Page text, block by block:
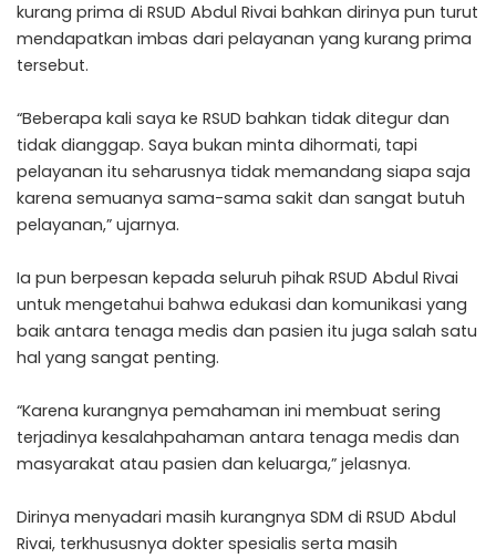
kurang prima di RSUD Abdul Rivai bahkan dirinya pun turut
mendapatkan imbas dari pelayanan yang kurang prima
tersebut.
“Beberapa kali saya ke RSUD bahkan tidak ditegur dan
tidak dianggap. Saya bukan minta dihormati, tapi
pelayanan itu seharusnya tidak memandang siapa saja
karena semuanya sama-sama sakit dan sangat butuh
pelayanan,” ujarnya.
Ia pun berpesan kepada seluruh pihak RSUD Abdul Rivai
untuk mengetahui bahwa edukasi dan komunikasi yang
baik antara tenaga medis dan pasien itu juga salah satu
hal yang sangat penting.
“Karena kurangnya pemahaman ini membuat sering
terjadinya kesalahpahaman antara tenaga medis dan
masyarakat atau pasien dan keluarga,” jelasnya.
Dirinya menyadari masih kurangnya SDM di RSUD Abdul
Rivai, terkhususnya dokter spesialis serta masih